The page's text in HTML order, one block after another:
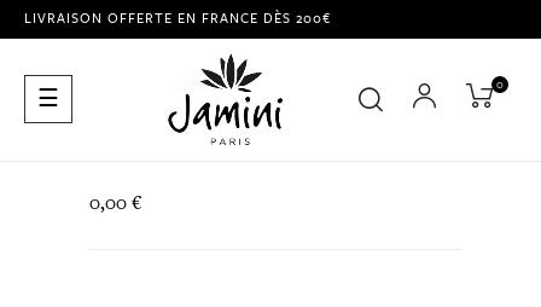
LIVRAISON OFFERTE EN FRANCE DÈS 200€
Basculer
la
☰ 0
0,00 €